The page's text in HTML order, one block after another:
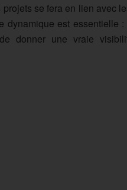
projets se fera en lien avec
dynamique est essentielle
donner une vraie